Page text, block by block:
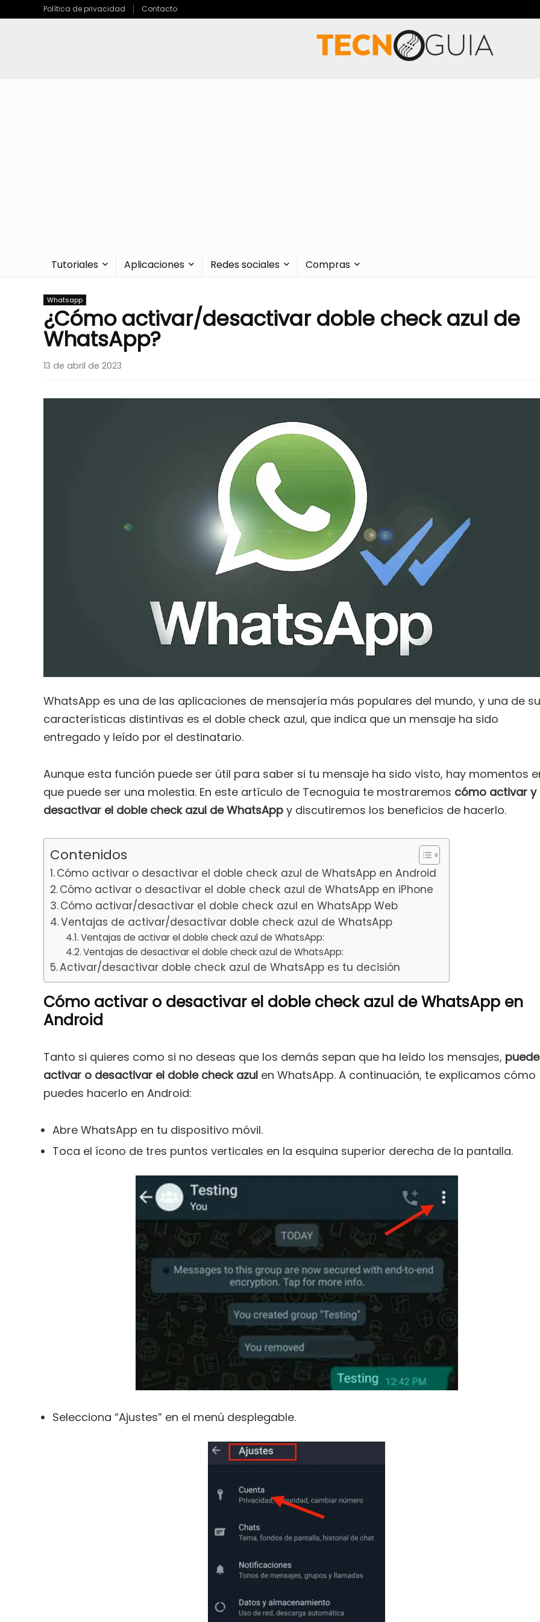
Política de privacidad Contacto
Tutoriales Aplicaciones Redes sociales Compras
Whatsapp
¿Cómo activar/desactivar doble check azul de
WhatsApp?
13 de abril de 2023
WhatsApp es una de las aplicaciones de mensajería más populares del mundo, y una de
características distintivas es el doble check azul, que indica que un mensaje ha sido
entregado y leído por el destinatario.
Aunque esta función puede ser útil para saber si tu mensaje ha sido visto, hay momentos
que puede ser una molestia. En este artículo de Tecnoguia te mostraremos cómo activar y
desactivar el doble check azul de WhatsApp y discutiremos los beneficios de hacerlo.
Contenidos
Cómo activar o desactivar el doble check azul de WhatsApp en Android
Cómo activar o desactivar el doble check azul de WhatsApp en iPhone
Cómo activar/desactivar el doble check azul en WhatsApp Web
Ventajas de activar/desactivar doble check azul de WhatsApp
Ventajas de activar el doble check azul de WhatsApp:
Ventajas de desactivar el doble check azul de WhatsApp:
Activar/desactivar doble check azul de WhatsApp es tu decisión
Cómo activar o desactivar el doble check azul de WhatsApp en
Android
Tanto si quieres como si no deseas que los demás sepan que ha leído los mensajes,
activar o desactivar el doble check azul en WhatsApp. A continuación, te explicamos cómo
puedes hacerlo en Android:
Abre WhatsApp en tu dispositivo móvil.
Toca el ícono de tres puntos verticales en la esquina superior derecha de la pantalla.
Selecciona “Ajustes” en el menú desplegable.